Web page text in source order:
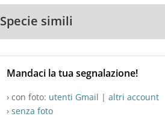
Specie simili
Mandaci la tua segnalazione!
› con foto: utenti Gmail |altri account
›senza foto